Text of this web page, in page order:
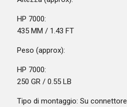
HP 7000:
435 MM / 1.43 FT
Peso (approx):
HP 7000:
250 GR / 0.55 LB
Tipo di montaggio: Su connettore